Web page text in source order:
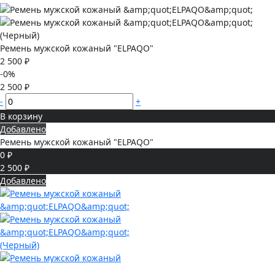
Ремень мужской кожаный "ELPAQO"
2 500 ₽
-0%
2 500 ₽
-
+
В корзину
Добавлено
Ремень мужской кожаный "ELPAQO"
0 ₽
2 500 ₽
Добавлено